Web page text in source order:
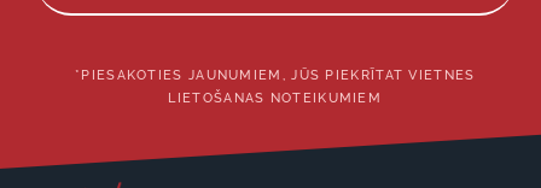
*PIESAKOTIES JAUNUMIEM, JŪS PIEKRĪTAT VIETNES
LIETOŠANAS NOTEIKUMIEM